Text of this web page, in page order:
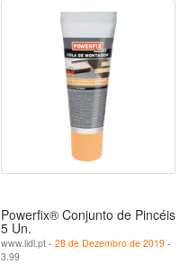
Powerfix® Conjunto de Pincéis
5 Un.
www.lidl.pt - 28 de Dezembro de 2019 -
3.99